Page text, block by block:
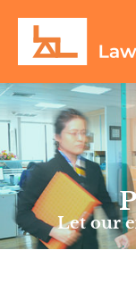
Let our